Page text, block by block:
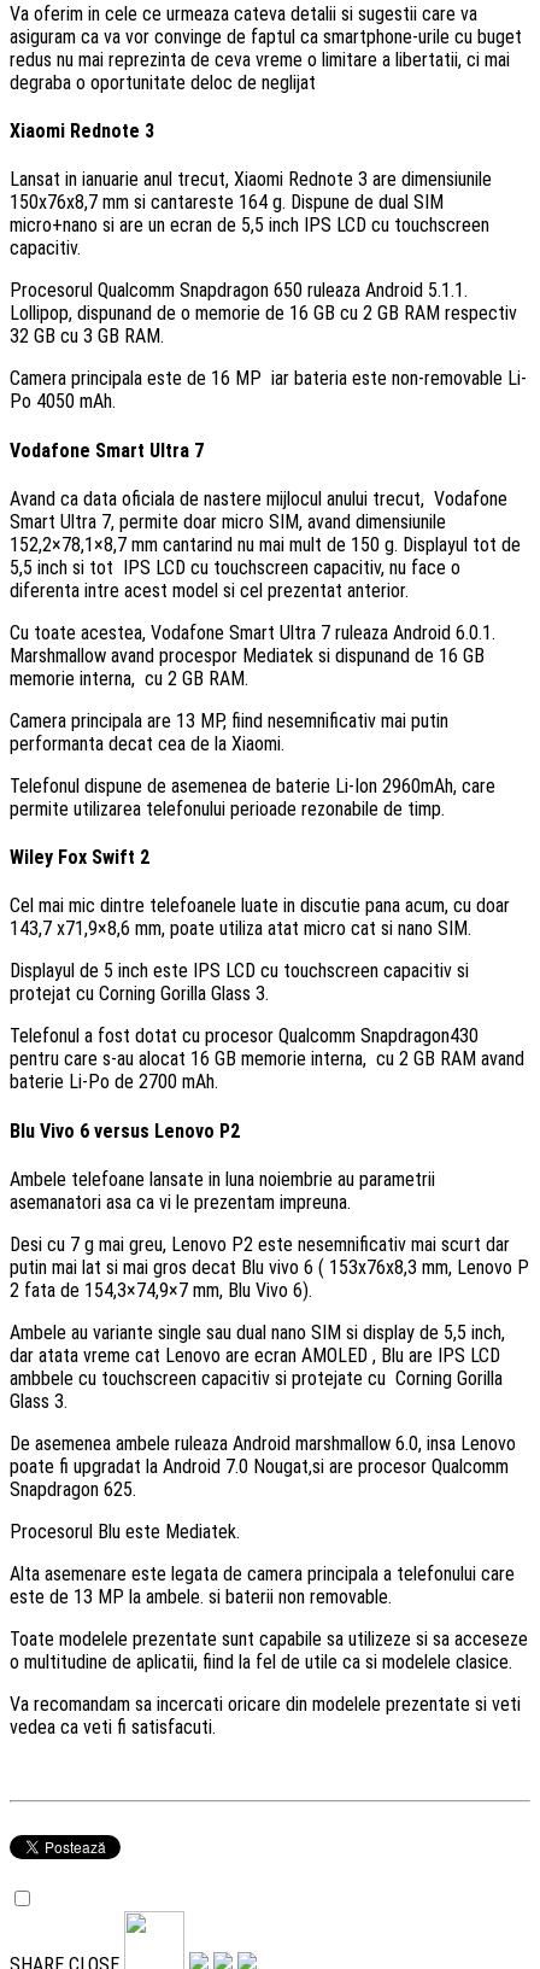
Va oferim in cele ce urmeaza cateva detalii si sugestii care va
asiguram ca va vor convinge de faptul ca smartphone-urile cu buget
redus nu mai reprezinta de ceva vreme o limitare a libertatii, ci mai
degraba o oportunitate deloc de neglijat
Xiaomi Rednote 3
Lansat in ianuarie anul trecut, Xiaomi Rednote 3 are dimensiunile
150x76x8,7 mm si cantareste 164 g. Dispune de dual SIM
micro+nano si are un ecran de 5,5 inch IPS LCD cu touchscreen
capacitiv.
Procesorul Qualcomm Snapdragon 650 ruleaza Android 5.1.1.
Lollipop, dispunand de o memorie de 16 GB cu 2 GB RAM respectiv
32 GB cu 3 GB RAM.
Camera principala este de 16 MP iar bateria este non-removable Li-
Po 4050 mAh.
Vodafone Smart Ultra 7
Avand ca data oficiala de nastere mijlocul anului trecut, Vodafone
Smart Ultra 7, permite doar micro SIM, avand dimensiunile
152,2×78,1×8,7 mm cantarind nu mai mult de 150 g. Displayul tot de
5,5 inch si tot IPS LCD cu touchscreen capacitiv, nu face o
diferenta intre acest model si cel prezentat anterior.
Cu toate acestea, Vodafone Smart Ultra 7 ruleaza Android 6.0.1.
Marshmallow avand procespor Mediatek si dispunand de 16 GB
memorie interna, cu 2 GB RAM.
Camera principala are 13 MP, fiind nesemnificativ mai putin
performanta decat cea de la Xiaomi.
Telefonul dispune de asemenea de baterie Li-Ion 2960mAh, care
permite utilizarea telefonului perioade rezonabile de timp.
Wiley Fox Swift 2
Cel mai mic dintre telefoanele luate in discutie pana acum, cu doar
143,7 x71,9×8,6 mm, poate utiliza atat micro cat si nano SIM.
Displayul de 5 inch este IPS LCD cu touchscreen capacitiv si
protejat cu Corning Gorilla Glass 3.
Telefonul a fost dotat cu procesor Qualcomm Snapdragon430
pentru care s-au alocat 16 GB memorie interna, cu 2 GB RAM avand
baterie Li-Po de 2700 mAh.
Blu Vivo 6 versus Lenovo P2
Ambele telefoane lansate in luna noiembrie au parametrii
asemanatori asa ca vi le prezentam impreuna.
Desi cu 7 g mai greu, Lenovo P2 este nesemnificativ mai scurt dar
putin mai lat si mai gros decat Blu vivo 6 ( 153x76x8,3 mm, Lenovo P
2 fata de 154,3×74,9×7 mm, Blu Vivo 6).
Ambele au variante single sau dual nano SIM si display de 5,5 inch,
dar atata vreme cat Lenovo are ecran AMOLED , Blu are IPS LCD
ambbele cu touchscreen capacitiv si protejate cu Corning Gorilla
Glass 3.
De asemenea ambele ruleaza Android marshmallow 6.0, insa Lenovo
poate fi upgradat la Android 7.0 Nougat,si are procesor Qualcomm
Snapdragon 625.
Procesorul Blu este Mediatek.
Alta asemenare este legata de camera principala a telefonului care
este de 13 MP la ambele. si baterii non removable.
Toate modelele prezentate sunt capabile sa utilizeze si sa acceseze
o multitudine de aplicatii, fiind la fel de utile ca si modelele clasice.
Va recomandam sa incercati oricare din modelele prezentate si veti
vedea ca veti fi satisfacuti.